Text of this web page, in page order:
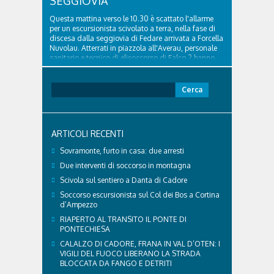
Questa mattina verso le 10.30 è scattato l'allarme
per un escursionista scivolato a terra, nella fase di
discesa dalla seggiovia di Fedare arrivata a Forcella
Nuvolau. Atterrati in piazzola all'Averau, personale
sanitario e tecnico di elisoccorso di Falco 2 hanno
raggiunto il 74enne di Teolo...
per:
ARTICOLI RECENTI
Sovramonte, furto in casa: due arresti
Due interventi di soccorso in montagna
Scivola sul sentiero a Danta di Cadore
Soccorso escursionista sul Col dei Bos a Cortina
d’Ampezzo
RIAPERTO AL TRANSITO IL PONTE DI
PONTECHIESA
CALALZO DI CADORE, FRANA IN VAL D’OTEN: I
VIGILI DEL FUOCO LIBERANO LA STRADA
BLOCCATA DA FANGO E DETRITI